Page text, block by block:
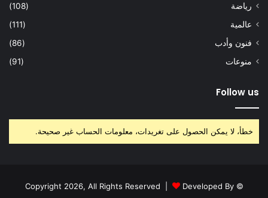
رياضة
(108)
عالمية
(111)
فنون وأدب
(86)
منوعات
(91)
Follow us
خطأ، لا يمكن الحصول على تغريدات، معلومات الحساب غير صحيحة.
© Copyright 2026, All Rights Reserved |
Developed By